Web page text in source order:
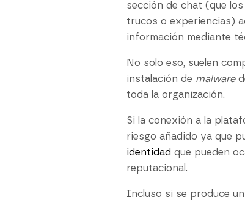
sección de chat (que los
trucos o experiencias)
información mediante
No solo eso, suelen
instalación de malware
toda la organización.
Si la conexión a la
riesgo añadido ya que
identidad que pueden
reputacional.
Incluso si se produce